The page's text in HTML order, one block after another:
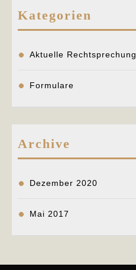
Kategorien
Aktuelle Rechtsprechung
Formulare
Archive
Dezember 2020
Mai 2017